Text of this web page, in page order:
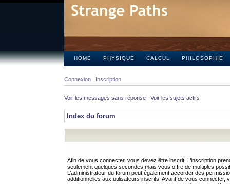
HOME PHYSIQUE CALCUL PHILOSOPHIE
Connexion Inscription
Voir les messages sans réponse | Voir les sujets actifs
Index du forum
Afin de vous connecter, vous devez être inscrit. L’inscription
seulement quelques secondes mais vous offre de multiples
L’administrateur du forum peut également accorder des
additionnelles aux utilisateurs inscrits. Avant de vous connecter,